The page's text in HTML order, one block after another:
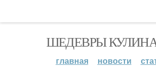
ШЕДЕВРЫ
главная новости